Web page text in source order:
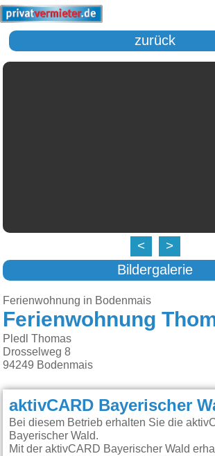
zurück
< >
Bildergalerie
Ferienwohnung in Bodenmais
Ferienwohnung
Pledl Thomas
Drosselweg 8
94249 Bodenmais
Bei diesem Betrieb erhalten Sie die
Bayerischer Wald.
Mit der aktivCARD Bayerischer Wald